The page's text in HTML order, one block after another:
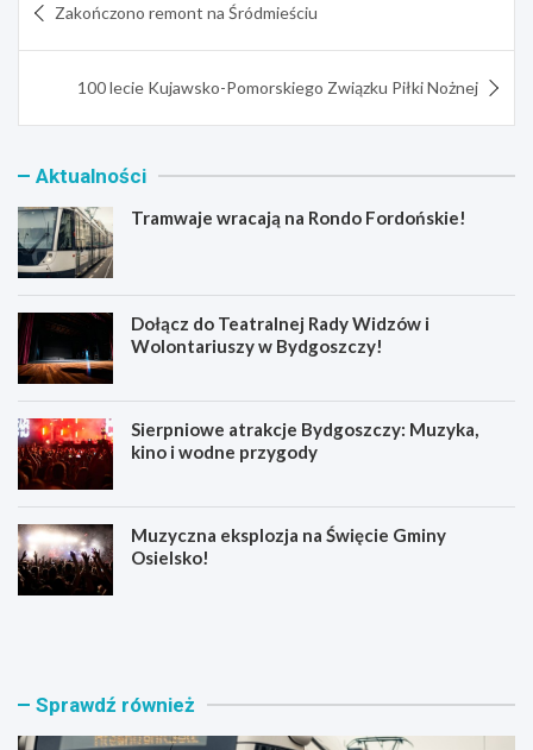
wpisu
Zakończono remont na Śródmieściu
100 lecie Kujawsko-Pomorskiego Związku Piłki Nożnej
Aktualności
Tramwaje wracają na Rondo Fordońskie!
Dołącz do Teatralnej Rady Widzów i
Wolontariuszy w Bydgoszczy!
Sierpniowe atrakcje Bydgoszczy: Muzyka,
kino i wodne przygody
Muzyczna eksplozja na Święcie Gminy
Osielsko!
T
a
D
z Sprawdź również